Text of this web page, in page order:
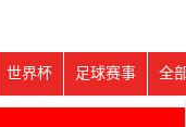
世界杯 足球赛事 全